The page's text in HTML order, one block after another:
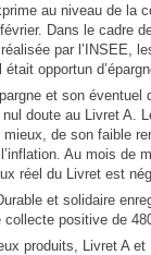
au niveau de la
Dans le cadre
par l’INSEE,
opportun
et son éventuel
doute au Livret A.
mieux, de son faible
Au mois de
réel du Livret est
et solidaire
positive de
produits, Livret A